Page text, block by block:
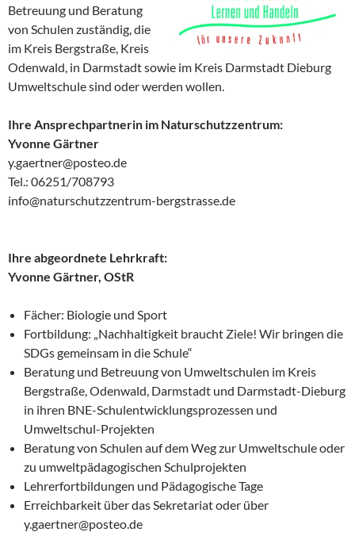
Betreuung und Beratung
von Schulen zuständig, die
im Kreis Bergstraße, Kreis
Odenwald, in Darmstadt sowie im Kreis Darmstadt Dieburg
Umweltschule sind oder werden wollen.
Ihre Ansprechpartnerin im Naturschutzzentrum:
Yvonne Gärtner
y.gaertner@posteo.de
Tel.: 06251/708793
info@naturschutzzentrum-bergstrasse.de
Ihre abgeordnete Lehrkraft:
Yvonne Gärtner, OStR
Fächer: Biologie und Sport
Fortbildung: „Nachhaltigkeit braucht Ziele! Wir bringen die
SDGs gemeinsam in die Schule“
Beratung und Betreuung von Umweltschulen im Kreis
Bergstraße, Odenwald, Darmstadt und Darmstadt-Dieburg
in ihren BNE-Schulentwicklungsprozessen und
Umweltschul-Projekten
Beratung von Schulen auf dem Weg zur Umweltschule oder
zu umweltpädagogischen Schulprojekten
Lehrerfortbildungen und Pädagogische Tage
Erreichbarkeit über das Sekretariat oder über
y.gaertner@posteo.de